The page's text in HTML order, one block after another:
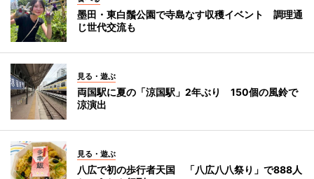
墨田・東白鬚公園で寺島なす収穫イベント 調理通
じ世代交流も
見る・遊ぶ
両国駅に夏の「涼国駅」2年ぶり 150個の風鈴で
涼演出
見る・遊ぶ
八広で初の歩行者天国 「八広八八祭り」で888人